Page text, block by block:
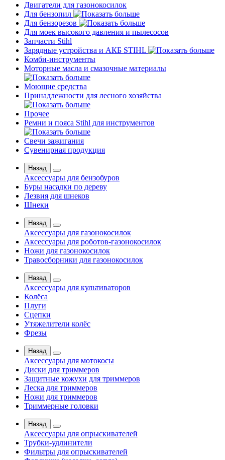
Двигатели для газонокосилок
Для бензопил
Для бензорезов
Для моек высокого давления и пылесосов
Запчасти Stihl
Зарядные устройства и АКБ STIHL
Комби-инструменты
Моторные масла и смазочные материалы
Моющие средства
Принадлежности для лесного хозяйства
Прочее
Ремни и пояса Stihl для инструментов
Свечи зажигания
Сувенирная продукция
Назад
Аксессуары для бензобуров
Буры насадки по дереву
Лезвия для шнеков
Шнеки
Назад
Аксессуары для газонокосилок
Аксессуары для роботов-газонокосилок
Ножи для газонокосилок
Травосборники для газонокосилок
Назад
Аксессуары для культиваторов
Колёса
Плуги
Сцепки
Утяжелители колёс
Фрезы
Назад
Аксессуары для мотокосы
Диски для триммеров
Защитные кожухи для триммеров
Леска для триммеров
Ножи для триммеров
Триммерные головки
Назад
Аксессуары для опрыскивателей
Трубки-удлинители
Фильтры для опрыскивателей